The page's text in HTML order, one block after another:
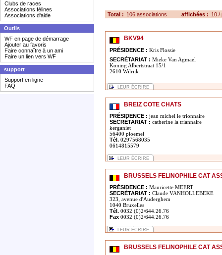
Clubs de races
Associations félines
Associations d'aide
Outils
WF en page de démarrage
Ajouter au favoris
Faire connaître à un ami
Faire un lien vers WF
support
Support en ligne
FAQ
Total : 106 associations affichées : 10 /
BKV94
PRÉSIDENCE : Kris Flossie
SECRÉTARIAT : Mieke Van Agmael
Koning Albertstraat 15/1
2610 Wilrijk
LEUR ÉCRIRE
BREIZ COTE CHATS
PRÉSIDENCE : jean michel le trionnaire
SECRÉTARIAT : catherine la triannaire
kerganiet
56400 ploemel
Tél. 0297568035
0614815579
LEUR ÉCRIRE
BRUSSELS FELINOPHILE CAT
PRÉSIDENCE : Mauricette MEERT
SECRÉTARIAT : Claude VANHOLLEBEKE
323, avenue d'Auderghem
1040 Bruxelles
Tél. 0032 (0)2/644.26.76
Fax 0032 (0)2/644.26.76
LEUR ÉCRIRE
BRUSSELS FELINOPHILE CAT